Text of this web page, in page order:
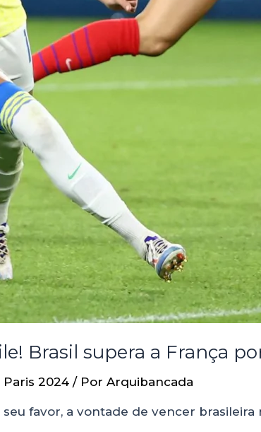
Brasil supera a França
Paris 2024 / Por Arquibancada
favor, a vontade de vencer